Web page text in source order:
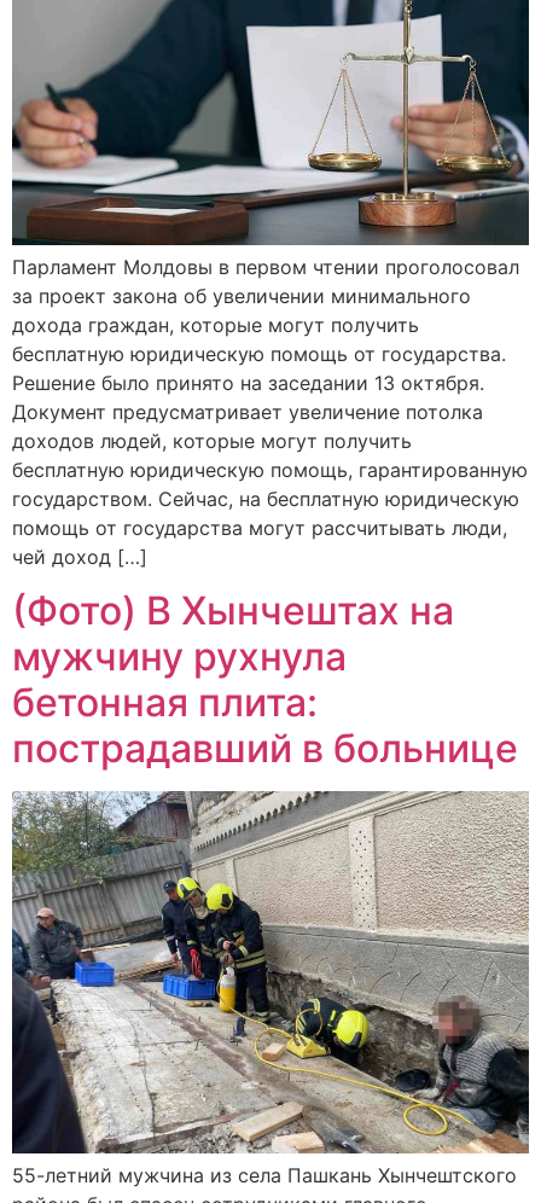
Парламент Молдовы в первом чтении проголосовал
за проект закона об увеличении минимального
дохода граждан, которые могут получить
бесплатную юридическую помощь от государства.
Решение было принято на заседании 13 октября.
Документ предусматривает увеличение потолка
доходов людей, которые могут получить
бесплатную юридическую помощь, гарантированную
государством. Сейчас, на бесплатную юридическую
помощь от государства могут рассчитывать люди,
чей доход […]
(Фото) В Хынчештах на
мужчину рухнула
бетонная плита:
пострадавший в больнице
55-летний мужчина из cела Пашкань Хынчештского